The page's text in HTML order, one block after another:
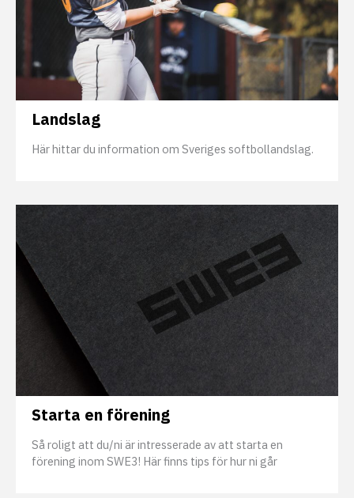
Landslag
Här hittar du information om Sveriges softbollandslag.
Starta en förening
Så roligt att du/ni är intresserade av att starta en
förening inom SWE3! Här finns tips för hur ni går